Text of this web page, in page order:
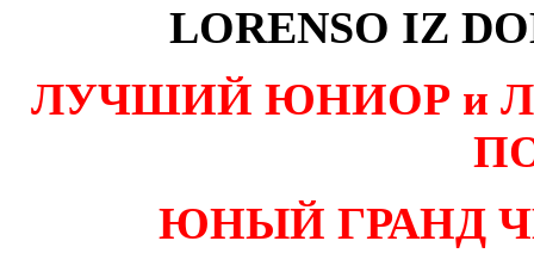
LORENSO IZ
ЛУЧШИЙ ЮНИОР и
ЮНЫЙ ГРАНД